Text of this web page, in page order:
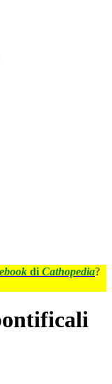
di Cathopedia?